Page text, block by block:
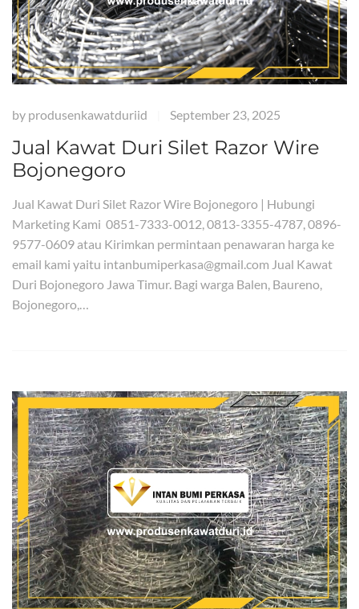
by produsenkawatduriid September 23, 2025
Jual Kawat Duri Silet Razor Wire
Bojonegoro
Jual Kawat Duri Silet Razor Wire Bojonegoro | Hubungi
Marketing Kami 0851-7333-0012, 0813-3355-4787, 0896-
9577-0609 atau Kirimkan permintaan penawaran harga ke
email kami yaitu intanbumiperkasa@gmail.com Jual Kawat
Duri Bojonegoro Jawa Timur. Bagi warga Balen, Baureno,
Bojonegoro,…